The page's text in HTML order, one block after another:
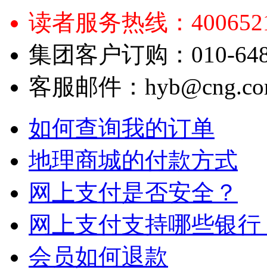
读者服务热线：
集团客户订购：010-
客服邮件：
如何查询我的订单
地理商城的付款方式
网上支付是否安全？
网上支付支持哪些银行
会员如何退款